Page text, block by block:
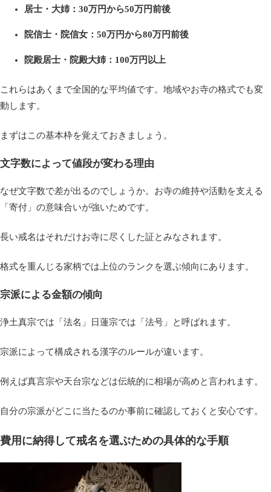
居士・大姉：30万円から50万円前後
院信士・院信女：50万円から80万円前後
院殿居士・院殿大姉：100万円以上
これらはあくまで全国的な平均値です。地域やお寺の格式でも変
動します。
まずはこの基本枠を覚えておきましょう。
文字数によって値段が変わる理由
なぜ文字数で差が出るのでしょうか。お寺の維持や活動を支える
「寄付」の意味合いが強いためです。
長い戒名はそれだけお寺に尽くした証とみなされます。
格式を重んじる家柄では上位のランクを選ぶ傾向にあります。
宗派による金額の傾向
浄土真宗では「法名」日蓮宗では「法号」と呼ばれます。
宗派によって構成される漢字のルールが違います。
例えば真言宗や天台宗などは伝統的に相場が高めと言われます。
自分の宗派がどこに当たるのか事前に確認しておくと安心です。
費用に納得して戒名を選ぶための具体的な手順